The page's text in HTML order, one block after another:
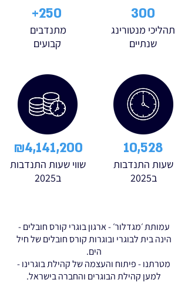
250+
מתנדבים
קבועים
₪4,141,200
שווי שעות התנדבות
ב2025
300
תהליכי מנטורינג
שנתיים
10,528
שעות התנדבות
ב2025
עמותת ׳מגדלור׳ - ארגון בוגרי קורס חובלים -
הינה בית לבוגרי ובוגרות קורס חובלים של חיל
הים.
מטרתנו - פיתוח והעצמה של קהילת בוגרינו -
למען קהילת הבוגרים והחברה בישראל.